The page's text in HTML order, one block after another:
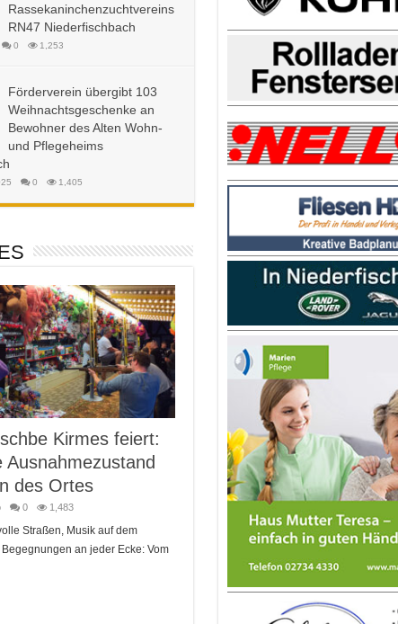
Rassekaninchenzuchtvereins
RN47 Niederfischbach
0 1,253
Förderverein übergibt 103
Weihnachtsgeschenke an
Bewohner des Alten Wohn-
und Pflegeheims
0 1,405
Kirmes feiert:
Ausnahmezustand
des Ortes
0 1,483
Straßen, Musik auf dem
an jeder Ecke: Vom